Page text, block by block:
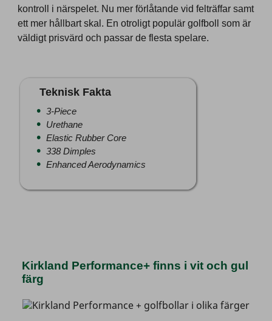
kontroll i närspelet. Nu mer förlåtande vid felträffar samt
ett mer hållbart skal. En otroligt populär golfboll som är
väldigt prisvärd och passar de flesta spelare.
Teknisk Fakta
3-Piece
Urethane
Elastic Rubber Core
338 Dimples
Enhanced Aerodynamics
Kirkland Performance+ finns i vit och gul
färg